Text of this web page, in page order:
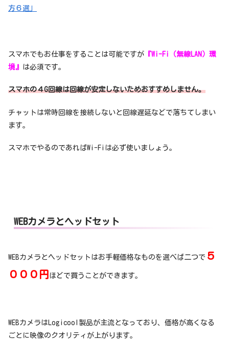
方６選」
スマホでもお仕事をすることは可能ですが 『Wi-Fi（無線LAN）環
境』 は必須です。
スマホの４G回線は回線が安定しないためおすすめしません。
チャットは常時回線を接続しないと回線遅延などで落ちてしまい
ます。
スマホでやるのであればWi-Fiは必ず使いましょう。
WEBカメラとヘッドセット
WEBカメラとヘッドセットはお手軽価格なものを選べば二つで ５
０００円 ほどで買うことができます。
WEBカメラはLogicool製品が主流となっており、価格が高くなる
ごとに映像のクオリティが上がります。